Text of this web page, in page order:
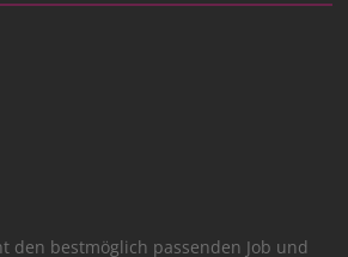
den bestmöglich passenden Job und